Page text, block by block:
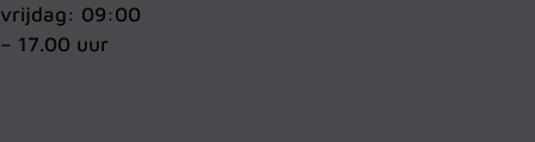
vrijdag: 09:00
– 17.00 uur